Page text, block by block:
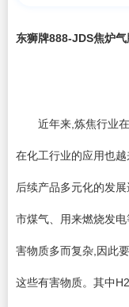
东狮牌888-JDS焦炉气
近年来,炼焦行业在
在化工行业的应用也
后续产品多元化的发
市煤气、用来燃烧发
害物质多而复杂,因此
这些有害物质。其中